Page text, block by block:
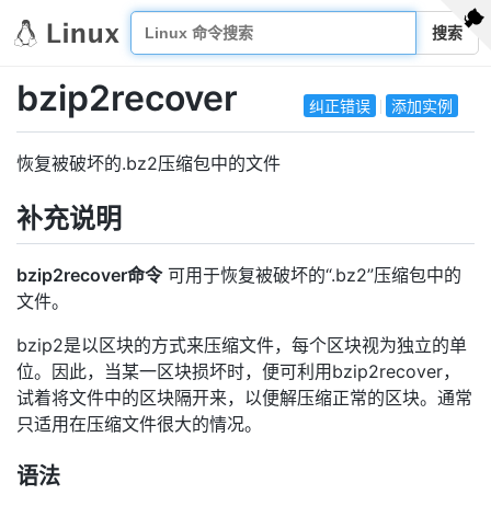
搜索
纠正错误 添加实例
bzip2recover
恢复被破坏的.bz2压缩包中的文件
补充说明
bzip2recover命令可用于恢复被破坏的“.bz2”压缩包中的
文件。
bzip2是以区块的方式来压缩文件，每个区块视为独立的单
位。因此，当某一区块损坏时，便可利用bzip2recover，
试着将文件中的区块隔开来，以便解压缩正常的区块。通常
只适用在压缩文件很大的情况。
语法